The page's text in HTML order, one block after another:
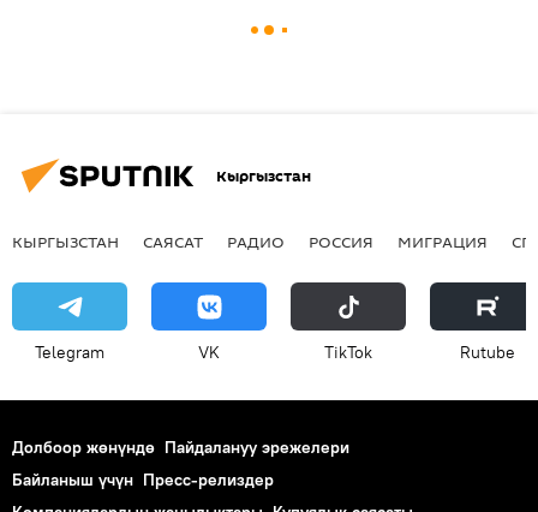
Кыргызстан
КЫРГЫЗСТАН САЯСАТ РАДИО РОССИЯ МИГРАЦИЯ
Telegram VK ТikТоk Rutube
Долбоор жөнүндө Пайдалануу эрежелери
Байланыш үчүн Пресс-релиздер